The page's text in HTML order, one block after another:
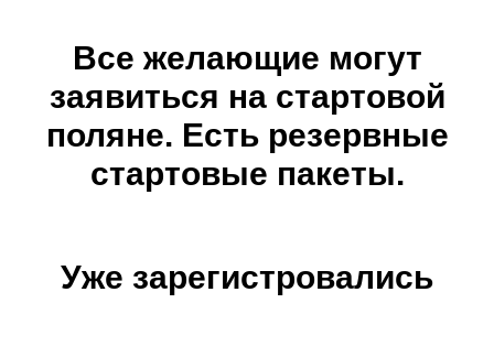
Все желающие могут
заявиться на стартовой
поляне. Есть резервные
стартовые пакеты.
Уже зарегистровались